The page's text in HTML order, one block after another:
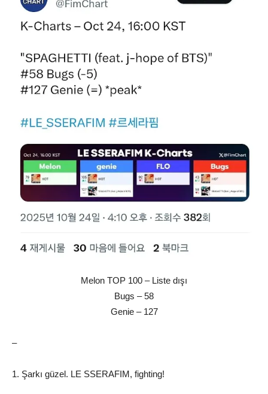
Melon TOP 100 – Liste dışı
Bugs – 58
Genie – 127
–
1. Şarkı güzel. LE SSERAFIM, fighting!